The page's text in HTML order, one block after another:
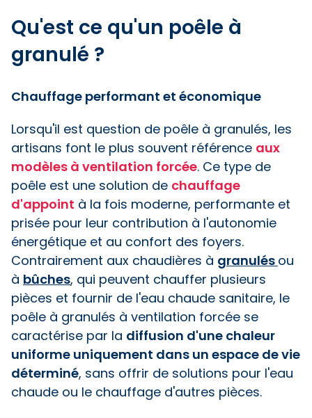
Qu'est ce qu'un poêle à
granulé ?
Chauffage performant et économique
Lorsqu'il est question de poêle à granulés, les
artisans font le plus souvent référence aux
modèles à ventilation forcée. Ce type de
poêle est une solution de chauffage
d'appoint à la fois moderne, performante et
prisée pour leur contribution à l'autonomie
énergétique et au confort des foyers.
Contrairement aux chaudières à granulés ou
à bûches, qui peuvent chauffer plusieurs
pièces et fournir de l'eau chaude sanitaire, le
poêle à granulés à ventilation forcée se
caractérise par la diffusion d'une chaleur
uniforme uniquement dans un espace de vie
déterminé, sans offrir de solutions pour l'eau
chaude ou le chauffage d'autres pièces.